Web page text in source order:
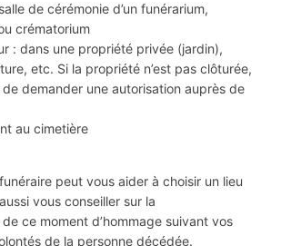
de cérémonie d’un funérarium,
crématorium
: dans une propriété privée (jardin),
etc. Si la propriété n’est pas clôturée,
demander une autorisation auprès de
au cimetière
peut vous aider à choisir un lieu
vous conseiller sur la
ce moment d’hommage suivant vos
de la personne décédée.